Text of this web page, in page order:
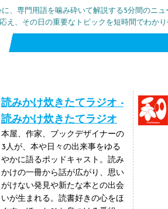
、専門用語を噛み砕いて解説する5分間のニ
え、その日の重要なトピックを短時間でわかり
読みかけ炊きたてラジオ -
読みかけ炊きたてラジオ
本屋、作家、ブックデザイナーの
3人が、本や日々の出来事をゆる
やかに語るポッドキャスト。読み
かけの一冊から話が広がり、思い
がけない発見や新たな本との出会
いが生まれる。読書好きの心をほ